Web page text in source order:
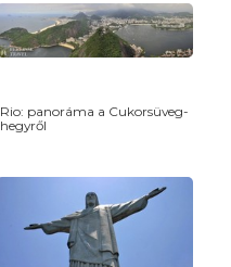
Rio: panoráma a Cukorsüveg-
hegyről